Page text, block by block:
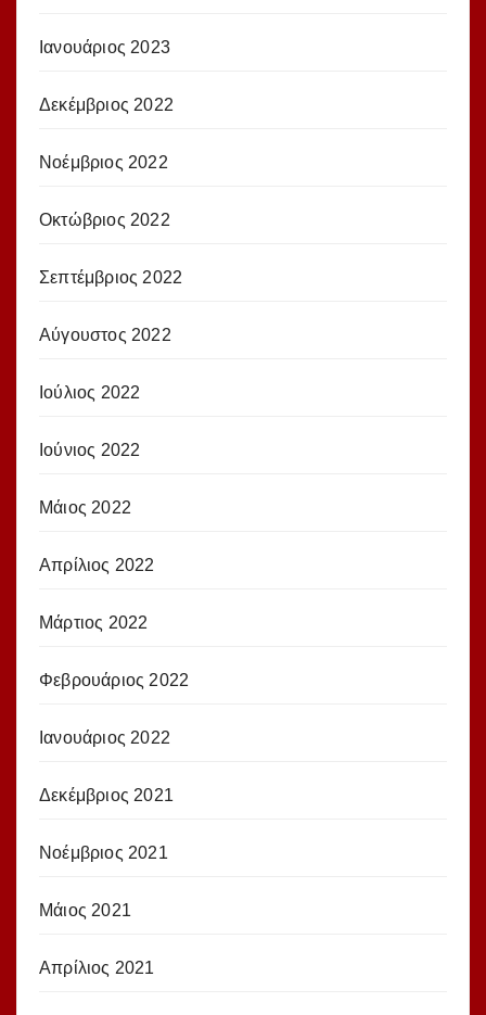
Ιανουάριος 2023
Δεκέμβριος 2022
Νοέμβριος 2022
Οκτώβριος 2022
Σεπτέμβριος 2022
Αύγουστος 2022
Ιούλιος 2022
Ιούνιος 2022
Μάιος 2022
Απρίλιος 2022
Μάρτιος 2022
Φεβρουάριος 2022
Ιανουάριος 2022
Δεκέμβριος 2021
Νοέμβριος 2021
Μάιος 2021
Απρίλιος 2021